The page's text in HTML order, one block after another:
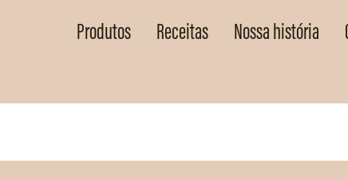
Produtos Receitas Nossa história